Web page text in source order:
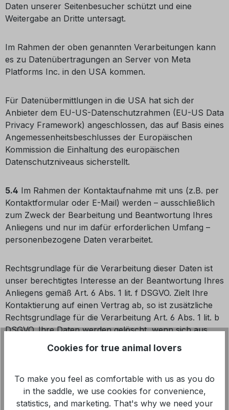
Daten unserer Seitenbesucher schützt und eine
Weitergabe an Dritte untersagt.
Im Rahmen der oben genannten Verarbeitungen kann
es zu Datenübertragungen an Server von Meta
Platforms Inc. in den USA kommen.
Für Datenübermittlungen in die USA hat sich der
Anbieter dem EU-US-Datenschutzrahmen (EU-US Data
Privacy Framework) angeschlossen, das auf Basis eines
Angemessenheitsbeschlusses der Europäischen
Kommission die Einhaltung des europäischen
Datenschutzniveaus sicherstellt.
5.4 Im Rahmen der Kontaktaufnahme mit uns (z.B. per
Kontaktformular oder E-Mail) werden – ausschließlich
zum Zweck der Bearbeitung und Beantwortung Ihres
Anliegens und nur im dafür erforderlichen Umfang –
personenbezogene Daten verarbeitet.
Rechtsgrundlage für die Verarbeitung dieser Daten ist
unser berechtigtes Interesse an der Beantwortung Ihres
Anliegens gemäß Art. 6 Abs. 1 lit. f DSGVO. Zielt Ihre
Kontaktierung auf einen Vertrag ab, so ist zusätzliche
Rechtsgrundlage für die Verarbeitung Art. 6 Abs. 1 lit. b
DSGVO. Ihre Daten werden gelöscht, wenn sich aus
den Umständen entnehmen lässt, dass der betroffene
Sachverhalt abschließend geklärt ist und sofern keine
6) Kommentarfunktion
Cookies for true animal lovers
To make you feel as comfortable with us as you do
in the saddle, we use cookies for convenience,
statistics, and marketing. That's why we need your